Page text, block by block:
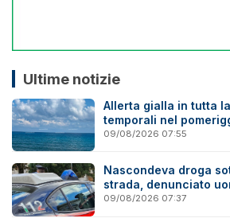
Ultime notizie
Allerta gialla in tutta
temporali nel
09/08/2026 07:55
Nascondeva droga
strada, denunciato
09/08/2026 07:37